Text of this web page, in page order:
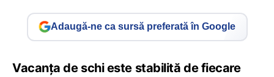
Adaugă-ne ca sursă preferată în Google
Vacanța de schi este stabilită de fiecare